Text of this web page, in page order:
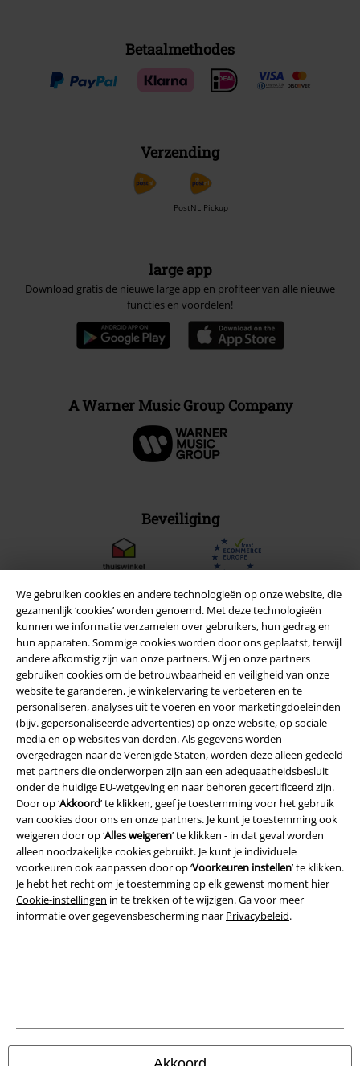
We gebruiken cookies en andere technologieën op onze website, die
gezamenlijk ‘cookies’ worden genoemd. Met deze technologieën
kunnen we informatie verzamelen over gebruikers, hun gedrag en
hun apparaten. Sommige cookies worden door ons geplaatst, terwijl
andere afkomstig zijn van onze partners. Wij en onze partners
gebruiken cookies om de betrouwbaarheid en veiligheid van onze
website te garanderen, je winkelervaring te verbeteren en te
personaliseren, analyses uit te voeren en voor marketingdoeleinden
(bijv. gepersonaliseerde advertenties) op onze website, op sociale
media en op websites van derden. Als gegevens worden
overgedragen naar de Verenigde Staten, worden deze alleen gedeeld
met partners die onderworpen zijn aan een adequaatheidsbesluit
onder de huidige EU-wetgeving en naar behoren gecertificeerd zijn.
Door op ‘Akkoord’ te klikken, geef je toestemming voor het gebruik
van cookies door ons en onze partners. Je kunt je toestemming ook
weigeren door op ‘Alles weigeren’ te klikken - in dat geval worden
alleen noodzakelijke cookies gebruikt. Je kunt je individuele
voorkeuren ook aanpassen door op ‘Voorkeuren instellen’ te klikken.
Je hebt het recht om je toestemming op elk gewenst moment hier
Cookie-instellingen in te trekken of te wijzigen. Ga voor meer
informatie over gegevensbescherming naar Privacybeleid.
Betaalmethodes
Verzending
PostNL Pickup
large app
Download gratis de nieuwe large app en profiteer van alle nieuwe
functies en voordelen!
A Warner Music Group Company
Beveiliging
Legal
Algemene Voorwaarden
Bedrijfsgegevens
Privacyverklaring
Verklaring van conformiteit
Informatie over toegankelijkheid
© 1986-2026 Large Popmerchandising B.V.